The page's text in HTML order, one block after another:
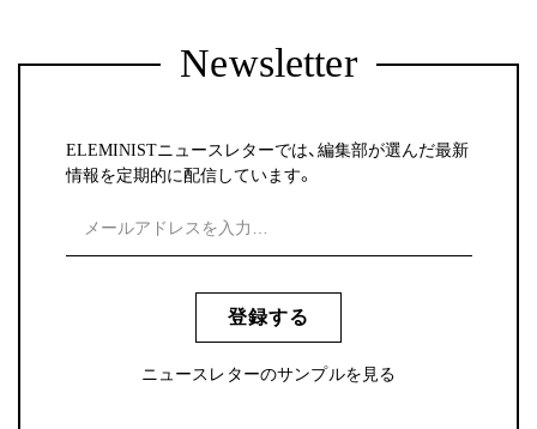
Newsletter
ELEMINISTニュースレターでは、編集部が選んだ最新
情報を定期的に配信しています。
登録する
ニュースレターのサンプルを見る